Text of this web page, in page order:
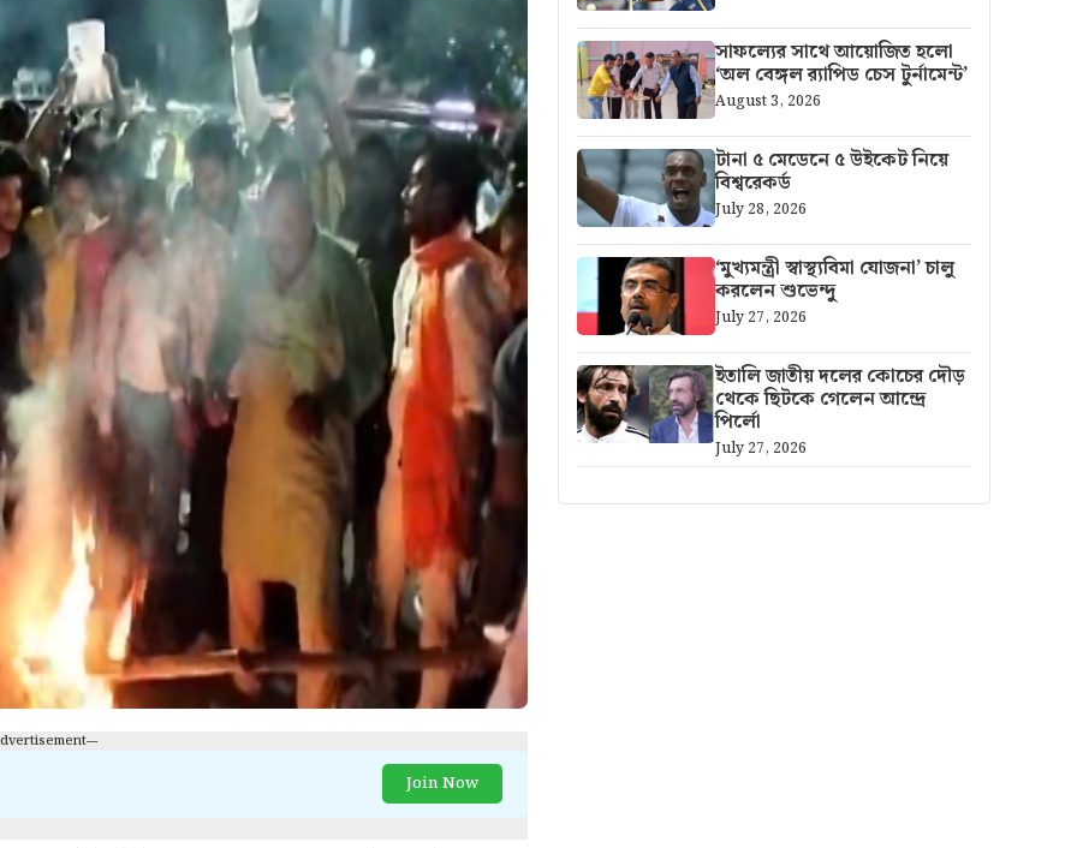
Join Now
সাফল্যের সাথে আয়োজিত হলো
‘অল বেঙ্গল র‍্যাপিড চেস টুর্নামেন্ট’
August 3, 2026
টানা ৫ মেডেনে ৫ উইকেট নিয়ে
বিশ্বরেকর্ড
July 28, 2026
‘মুখ্যমন্ত্রী স্বাস্থ্যবিমা যোজনা’ চালু
করলেন শুভেন্দু
July 27, 2026
ইতালি জাতীয় দলের কোচের দৌড়
থেকে ছিটকে গেলেন আন্দ্রে
পির্লো
July 27, 2026